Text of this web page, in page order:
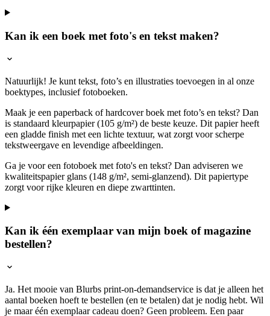
Kan ik een boek met foto's en tekst maken?
Natuurlijk! Je kunt tekst, foto’s en illustraties toevoegen in al onze
boektypes, inclusief fotoboeken.
Maak je een paperback of hardcover boek met foto’s en tekst? Dan
is standaard kleurpapier (105 g/m²) de beste keuze. Dit papier heeft
een gladde finish met een lichte textuur, wat zorgt voor scherpe
tekstweergave en levendige afbeeldingen.
Ga je voor een fotoboek met foto's en tekst? Dan adviseren we
kwaliteitspapier glans (148 g/m², semi-glanzend). Dit papiertype
zorgt voor rijke kleuren en diepe zwarttinten.
Kan ik één exemplaar van mijn boek of magazine
bestellen?
Ja. Het mooie van Blurbs print-on-demandservice is dat je alleen het
aantal boeken hoeft te bestellen (en te betalen) dat je nodig hebt. Wil
je maar één exemplaar cadeau doen? Geen probleem. Een paar